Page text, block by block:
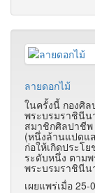
ลายดอกไม้
ในครั้งนี้ กองศิ
พระบรมราชินีน
สมาชิกศิลปาชีพ
(หนึ่งล้านแปดแ
ก่อให้เกิดประโ
ระดับหนึ่ง ตามพ
พระบรมราชินีน
เผยแพร่เมื่อ